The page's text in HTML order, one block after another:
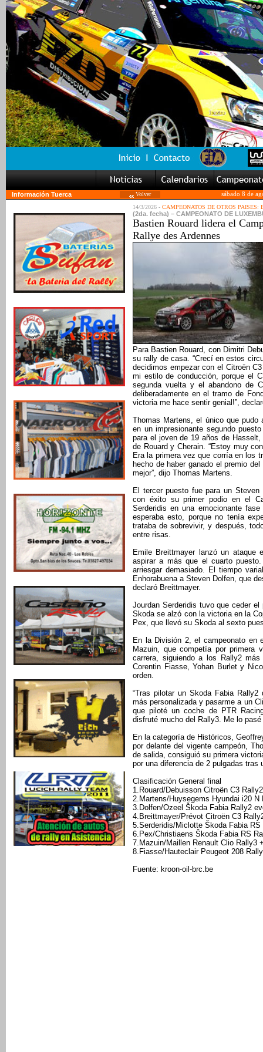
Información Tuerca Volver
sábado 8 de
14/3/2026 - CAMPEONATOS DE OTROS PAISES:
(2da. fecha) – CAMPEONATO DE
Bastien Rouard lidera el
Rallye des Ardennes
Para Bastien Rouard, con Dimitri
su rally de casa. “Crecí en estos
decidimos empezar con el Citroën
mi estilo de conducción, porque el
segunda vuelta y el abandono de
deliberadamente en el tramo de
victoria me hace sentir genial!”,
Thomas Martens, el único que pudo
en un impresionante segundo
para el joven de 19 años de
de Rouard y Cherain. “Estoy muy
Era la primera vez que corría en los
hecho de haber ganado el premio
mejor”, dijo Thomas Martens.
El tercer puesto fue para un
con éxito su primer podio en el
Serderidis en una emocionante
esperaba esto, porque no tenía
trataba de sobrevivir, y después,
entre risas.
Emile Breittmayer lanzó un
aspirar a más que el cuarto
arriesgar demasiado. El tiempo
Enhorabuena a Steven Dolfen, que
declaró Breittmayer.
Jourdan Serderidis tuvo que ceder
Skoda se alzó con la victoria en la
Pex, que llevó su Skoda al sexto
En la División 2, el campeonato en
Mazuin, que competía por primera
carrera, siguiendo a los Rally2
Corentin Fiasse, Yohan Burlet y
orden.
“Tras pilotar un Skoda Fabia
más personalizada y pasarme a un
que piloté un coche de PTR
disfruté mucho del Rally3. Me lo
En la categoría de Históricos,
por delante del vigente campeón,
de salida, consiguió su primera
por una diferencia de 2 pulgadas tras
Clasificación General final
1.Rouard/Debuisson Citroën C3 Rally2
2.Martens/Huysegems Hyundai i20 N
3.Dolfen/Ozeel Škoda Fabia Rally2
4.Breittmayer/Prévot Citroën C3
5.Serderidis/Miclotte Škoda Fabia
6.Pex/Christiaens Škoda Fabia RS
7.Mazuin/Maillen Renault Clio Rally3
8.Fiasse/Hauteclair Peugeot 208
Fuente: kroon-oil-brc.be